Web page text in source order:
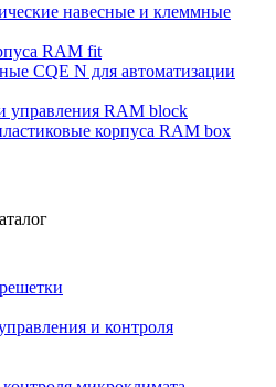
навесные и клеммные
RAM fit
CQE N для автоматизации
управления RAM block
корпуса RAM box
и контроля